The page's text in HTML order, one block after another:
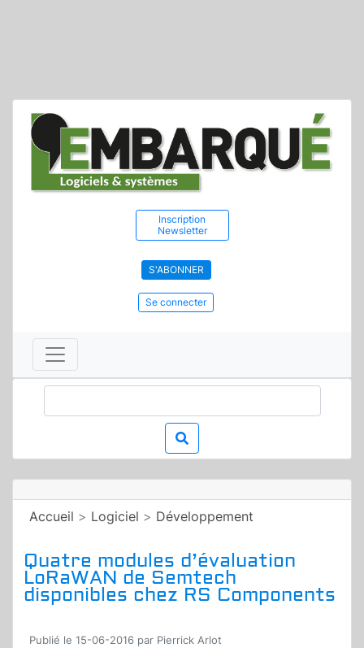
Inscription
Newsletter
S'ABONNER
Se connecter
Accueil > Logiciel > Développement
Quatre modules d’évaluation
LoRaWAN de Semtech
disponibles chez RS Components
Publié le 15-06-2016 par Pierrick Arlot